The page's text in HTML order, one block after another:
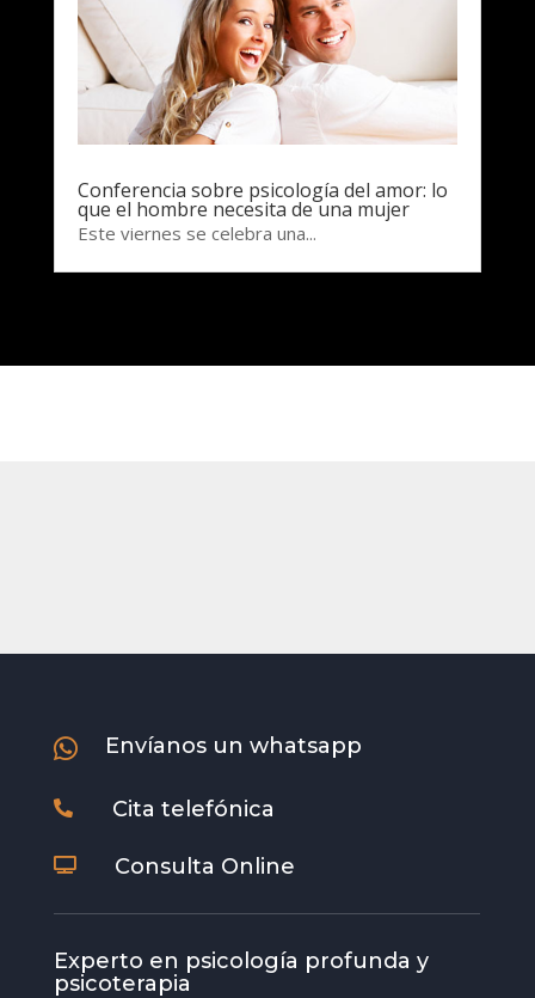
Conferencia sobre psicología del amor: lo
que el hombre necesita de una mujer
Este viernes se celebra una...
 Envíanos un whatsapp
 Cita telefónica
 Consulta Online
Experto en psicología profunda y
psicoterapia